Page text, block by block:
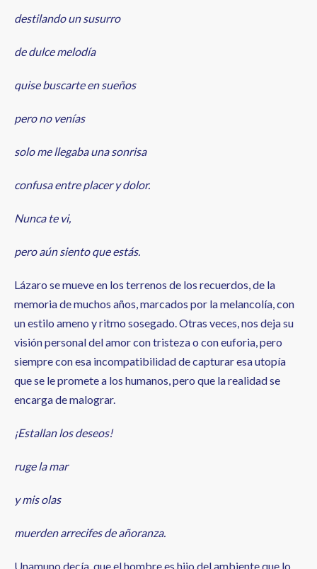
destilando un susurro
de dulce melodía
quise buscarte en sueños
pero no venías
solo me llegaba una sonrisa
confusa entre placer y dolor.
Nunca te vi,
pero aún siento que estás.
Lázaro se mueve en los terrenos de los recuerdos, de la
memoria de muchos años, marcados por la melancolía, con
un estilo ameno y ritmo sosegado. Otras veces, nos deja su
visión personal del amor con tristeza o con euforia, pero
siempre con esa incompatibilidad de capturar esa utopía
que se le promete a los humanos, pero que la realidad se
encarga de malograr.
¡Estallan los deseos!
ruge la mar
y mis olas
muerden arrecifes de añoranza.
Unamuno decía, que el hombre es hijo del ambiente que lo